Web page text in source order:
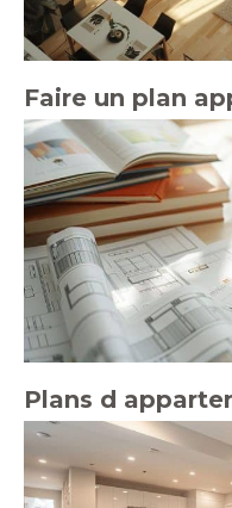
Faire un plan
Plans d